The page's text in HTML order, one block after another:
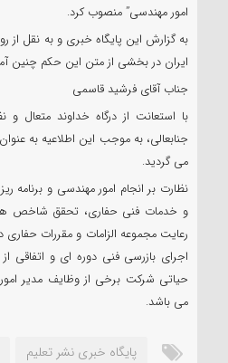
امور مهندسی” منصوب کرد.
به گزارش این پایگاه خبری و به نقل
ایران در بخشی از متن این حکم چنین
جناب آقای فرشید قاسمی
با استعانت از درگاه خداوند متعال
جنابعالی، به موجب این اطلاعیه به
می گردید.
نظارت بر انجام امور مهندسی و برنامه
و خدمات فنی حفاری، تحقق شاخص
رعایت مجموعه الزامات و مقررات
اجرای بازرسی فنی دوره ای و اتفاقی
حیاتی شرکت برخی از وظایف مدیر
می باشد.
پایگاه خبری نشر تعلیم